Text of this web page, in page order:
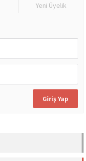
Yeni Üyelik